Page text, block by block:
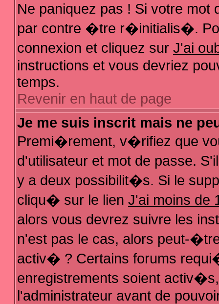
Ne paniquez pas ! Si votre
par contre �tre r�initialis�.
connexion et cliquez sur J'ai
instructions et vous devriez
temps.
Revenir en haut de page
Je me suis inscrit mais ne
Premi�rement, v�rifiez que
d'utilisateur et mot de passe.
y a deux possibilit�s. Si le
cliqu� sur le lien J'ai moins de
alors vous devrez suivre les
n'est pas le cas, alors peut-
activ� ? Certains forums
enregistrements soient
l'administrateur avant de